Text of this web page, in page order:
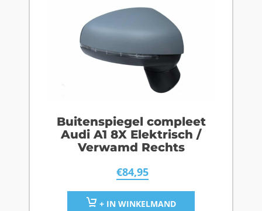
Buitenspiegel compleet
Audi A1 8X Elektrisch /
Verwamd Rechts
€84,95
+ IN WINKELMAND